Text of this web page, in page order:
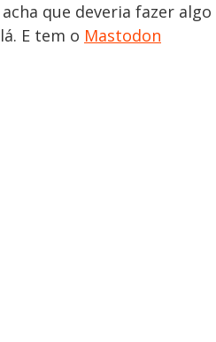
que deveria fazer algo
E tem o Mastodon